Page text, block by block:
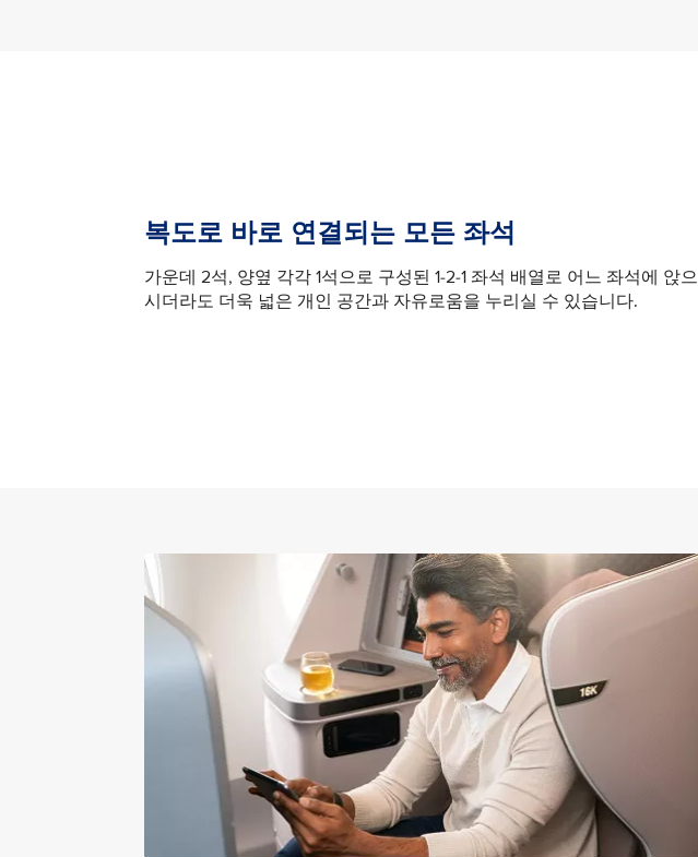
복도로 바로 연결되는 모든 좌석
가운데 2석, 양옆 각각 1석으로 구성된 1-2-1 좌석 배열로 어느 좌석에 앉으
시더라도 더욱 넓은 개인 공간과 자유로움을 누리실 수 있습니다.